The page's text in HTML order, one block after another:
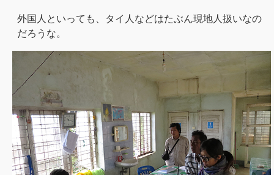
外国人といっても、タイ人などはたぶん現地人扱いなの
だろうな。